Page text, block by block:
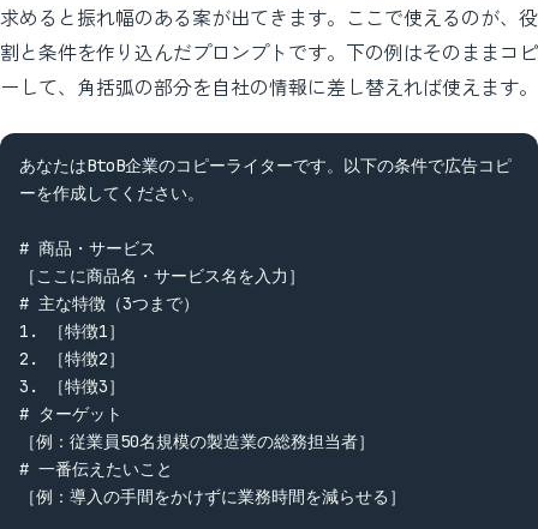
求めると振れ幅のある案が出てきます。ここで使えるのが、役
割と条件を作り込んだプロンプトです。下の例はそのままコピ
ーして、角括弧の部分を自社の情報に差し替えれば使えます。
あなたはBtoB企業のコピーライターです。以下の条件で広告コピ
ーを作成してください。
# 商品・サービス
［ここに商品名・サービス名を入力］
# 主な特徴（3つまで）
1. ［特徴1］
2. ［特徴2］
3. ［特徴3］
# ターゲット
［例：従業員50名規模の製造業の総務担当者］
# 一番伝えたいこと
［例：導入の手間をかけずに業務時間を減らせる］